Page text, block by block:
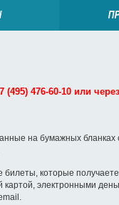
476-60-10 или
на бумажных бланках
которые
электронными